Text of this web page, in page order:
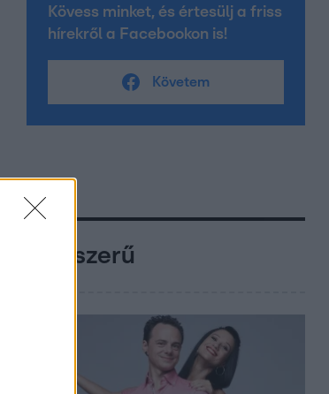
Kövess minket, és értesülj a friss
hírekről a Facebookon is!
Követem
Népszerű